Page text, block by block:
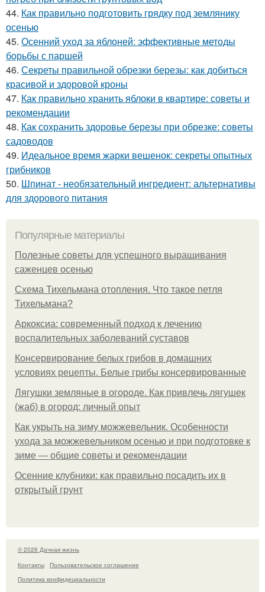
44. Как правильно подготовить грядку под землянику
осенью
45. Осенний уход за яблоней: эффективные методы
борьбы с паршей
46. Секреты правильной обрезки березы: как добиться
красивой и здоровой кроны
47. Как правильно хранить яблоки в квартире: советы и
рекомендации
48. Как сохранить здоровье березы при обрезке: советы
садоводов
49. Идеальное время жарки вешенок: секреты опытных
грибников
50. Шпинат - необязательный ингредиент: альтернативы
для здорового питания
Популярные материалы
Полезные советы для успешного выращивания
саженцев осенью
Схема Тихельмана отопления. Что такое петля
Тихельмана?
Аркоксиа: современный подход к лечению
воспалительных заболеваний суставов
Консервирование белых грибов в домашних
условиях рецепты. Белые грибы консервированные
Лягушки земляные в огороде. Как привлечь лягушек
(жаб) в огород: личный опыт
Как укрыть на зиму можжевельник. Особенности
ухода за можжевельником осенью и при подготовке к
зиме — общие советы и рекомендации
Осенние клубники: как правильно посадить их в
открытый грунт
© 2026 Дачная жизнь
Контакты
Пользовательское соглашение
Политика конфидециальности